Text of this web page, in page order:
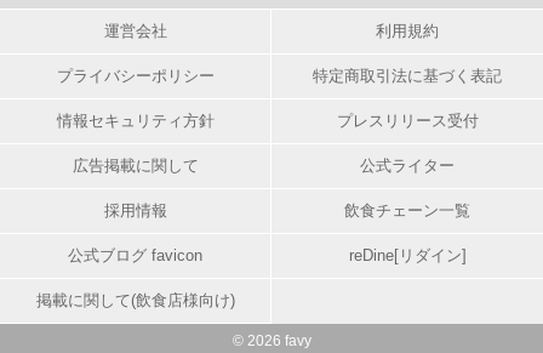
運営会社 利用規約
プライバシーポリシー 特定商取引法に基づく表記
情報セキュリティ方針 プレスリリース受付
広告掲載に関して 公式ライター
採用情報 飲食チェーン一覧
公式ブログ favicon reDine[リダイン]
掲載に関して(飲食店様向け)
© 2026 favy